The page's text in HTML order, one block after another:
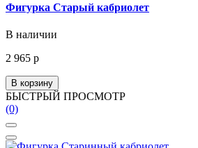
Фигурка Старый кабриолет
В наличии
2 965 р
В корзину
БЫСТРЫЙ ПРОСМОТР
(0)